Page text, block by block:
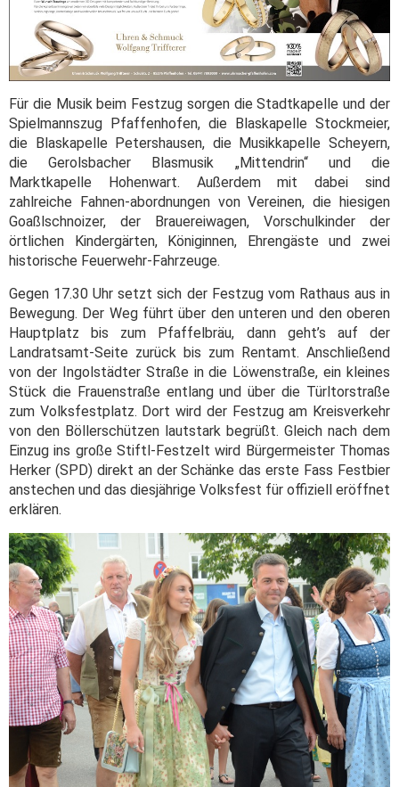
Für die Musik beim Festzug sorgen die Stadtkapelle und der
Spielmannszug Pfaffenhofen, die Blaskapelle Stockmeier,
die Blaskapelle Petershausen, die Musikkapelle Scheyern,
die Gerolsbacher Blasmusik „Mittendrin“ und die
Marktkapelle Hohenwart. Außerdem mit dabei sind
zahlreiche Fahnen-abordnungen von Vereinen, die hiesigen
Goaßlschnoizer, der Brauereiwagen, Vorschulkinder der
örtlichen Kindergärten, Königinnen, Ehrengäste und zwei
historische Feuerwehr-Fahrzeuge.
Gegen 17.30 Uhr setzt sich der Festzug vom Rathaus aus in
Bewegung. Der Weg führt über den unteren und den oberen
Hauptplatz bis zum Pfaffelbräu, dann geht’s auf der
Landratsamt-Seite zurück bis zum Rentamt. Anschließend
von der Ingolstädter Straße in die Löwenstraße, ein kleines
Stück die Frauenstraße entlang und über die Türltorstraße
zum Volksfestplatz. Dort wird der Festzug am Kreisverkehr
von den Böllerschützen lautstark begrüßt. Gleich nach dem
Einzug ins große Stiftl-Festzelt wird Bürgermeister Thomas
Herker (SPD) direkt an der Schänke das erste Fass Festbier
anstechen und das diesjährige Volksfest für offiziell eröffnet
erklären.